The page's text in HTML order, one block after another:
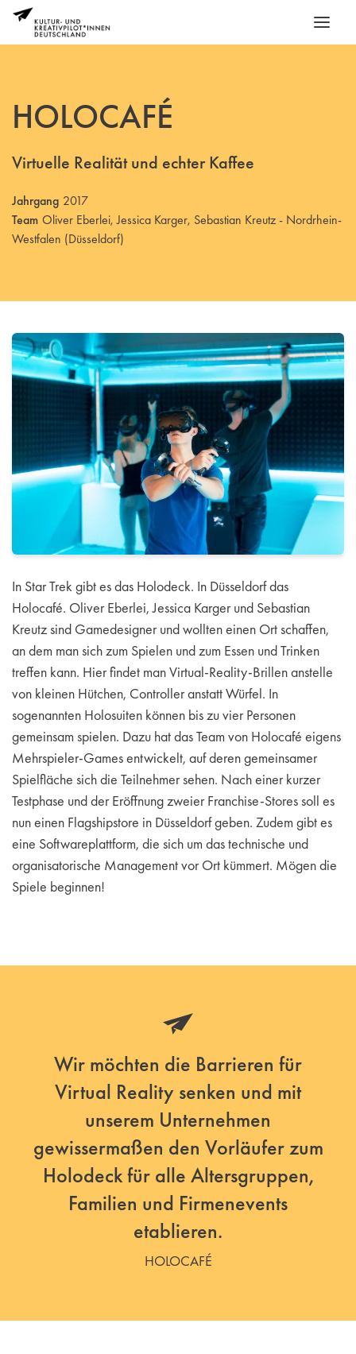
HOLOCAFÉ
Virtuelle Realität und echter Kaffee
Jahrgang 2017
Team Oliver Eberlei, Jessica Karger, Sebastian Kreutz - Nordrhein-
Westfalen (Düsseldorf)
In Star Trek gibt es das Holodeck. In Düsseldorf das
Holocafé. Oliver Eberlei, Jessica Karger und Sebastian
Kreutz sind Gamedesigner und wollten einen Ort schaffen,
an dem man sich zum Spielen und zum Essen und Trinken
treffen kann. Hier findet man Virtual-Reality-Brillen anstelle
von kleinen Hütchen, Controller anstatt Würfel. In
sogenannten Holosuiten können bis zu vier Personen
gemeinsam spielen. Dazu hat das Team von Holocafé eigens
Mehrspieler-Games entwickelt, auf deren gemeinsamer
Spielfläche sich die Teilnehmer sehen. Nach einer kurzer
Testphase und der Eröffnung zweier Franchise-Stores soll es
nun einen Flagshipstore in Düsseldorf geben. Zudem gibt es
eine Softwareplattform, die sich um das technische und
organisatorische Management vor Ort kümmert. Mögen die
Spiele beginnen!
Wir möchten die Barrieren für
Virtual Reality senken und mit
unserem Unternehmen
gewissermaßen den Vorläufer zum
Holodeck für alle Altersgruppen,
Familien und Firmenevents
etablieren.
HOLOCAFÉ